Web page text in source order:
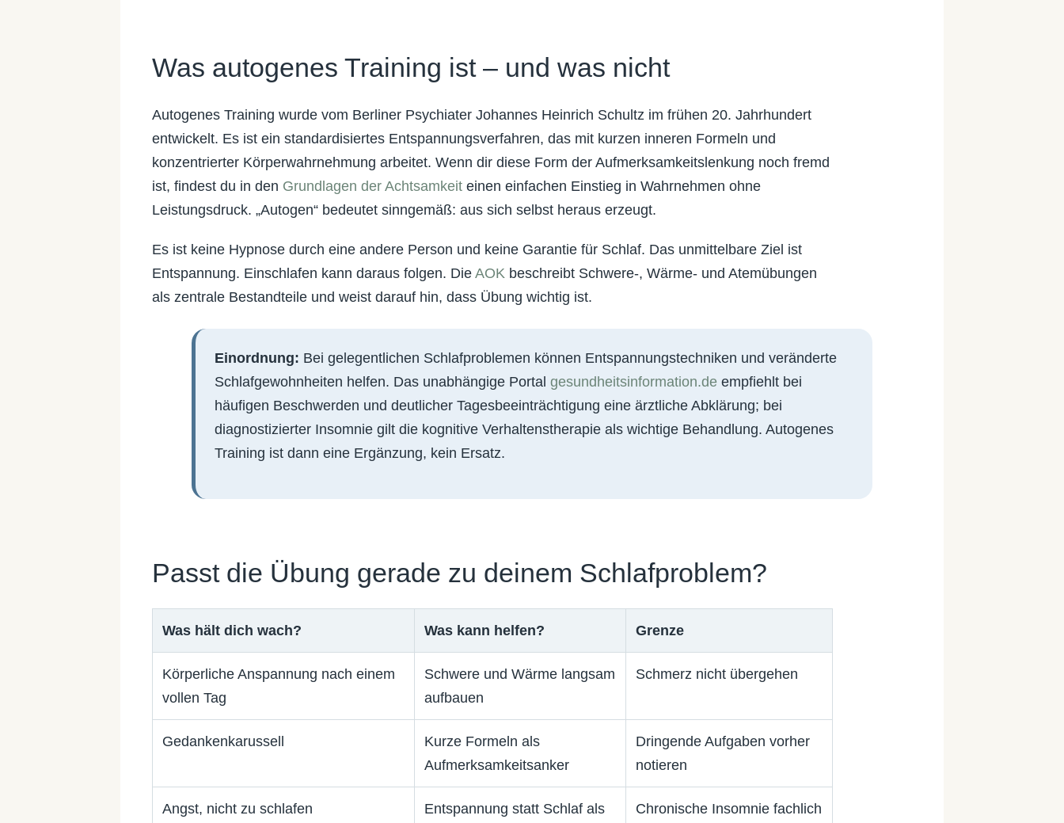
Was autogenes Training ist – und was nicht
Autogenes Training wurde vom Berliner Psychiater Johannes Heinrich Schultz im frühen 20. Jahrhundert
entwickelt. Es ist ein standardisiertes Entspannungsverfahren, das mit kurzen inneren Formeln und
konzentrierter Körperwahrnehmung arbeitet. Wenn dir diese Form der Aufmerksamkeitslenkung noch fremd
ist, findest du in den Grundlagen der Achtsamkeit einen einfachen Einstieg in Wahrnehmen ohne
Leistungsdruck. „Autogen“ bedeutet sinngemäß: aus sich selbst heraus erzeugt.
Es ist keine Hypnose durch eine andere Person und keine Garantie für Schlaf. Das unmittelbare Ziel ist
Entspannung. Einschlafen kann daraus folgen. Die AOK beschreibt Schwere-, Wärme- und Atemübungen
als zentrale Bestandteile und weist darauf hin, dass Übung wichtig ist.
Einordnung: Bei gelegentlichen Schlafproblemen können Entspannungstechniken und veränderte
Schlafgewohnheiten helfen. Das unabhängige Portal gesundheitsinformation.de empfiehlt bei
häufigen Beschwerden und deutlicher Tagesbeeinträchtigung eine ärztliche Abklärung; bei
diagnostizierter Insomnie gilt die kognitive Verhaltenstherapie als wichtige Behandlung. Autogenes
Training ist dann eine Ergänzung, kein Ersatz.
Passt die Übung gerade zu deinem Schlafproblem?
Was hält dich wach? Was kann helfen? Grenze
Körperliche Anspannung nach einem
vollen Tag
Schwere und Wärme langsam
aufbauen
Schmerz nicht übergehen
Gedankenkarussell
Kurze Formeln als
Aufmerksamkeitsanker
Dringende Aufgaben vorher
notieren
Angst, nicht zu schlafen
Entspannung statt Schlaf als
Chronische Insomnie fachlich